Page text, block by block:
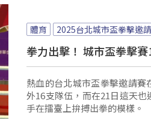
體育 2025台北城市盃拳擊邀
拳力出擊！ 城市盃拳擊
熱血的台北城市盃拳擊邀請
外16支隊伍，而在21日這天
手在擂臺上拚搏出拳的模樣。